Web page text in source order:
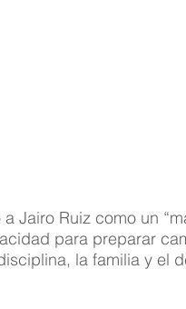
Jairo Ruiz como un
para preparar
la familia y el